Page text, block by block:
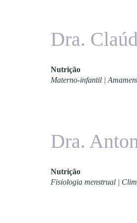
Dra.
Nutrição
Materno-infantil |
Dra.
Nutrição
Fisiologia menstrual |